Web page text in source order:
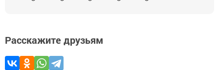
Расскажите друзьям